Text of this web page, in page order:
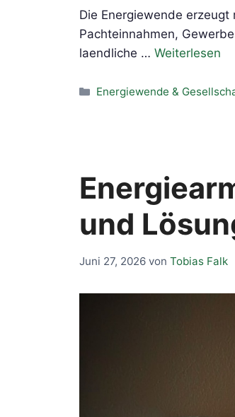
Die Energiewende
Pachteinnahmen,
laendliche … Weiterlesen
Kategorien
Energiewende &
und
Juni 27, 2026 von Tobias Falk